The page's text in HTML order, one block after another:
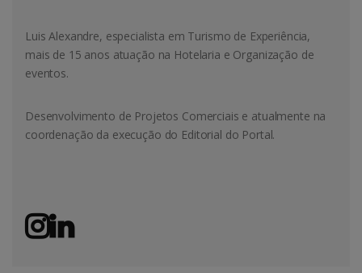
Luis Alexandre, especialista em Turismo de Experiência,
mais de 15 anos atuação na Hotelaria e Organização de
eventos.
Desenvolvimento de Projetos Comerciais e atualmente na
coordenação da execução do Editorial do Portal.